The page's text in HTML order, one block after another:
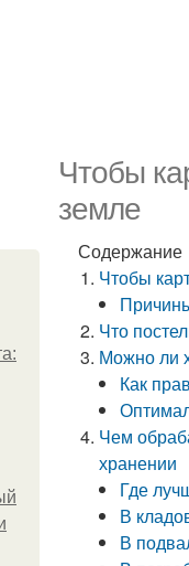
Чтобы
земле
Содержание
Чтобы
Что
Можно ли
Как
Чем
хранении
Где
В
В